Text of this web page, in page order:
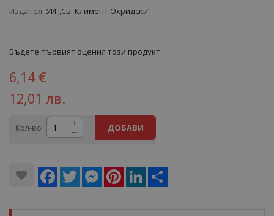
Издател: УИ „Св. Климент Охридски“
Бъдете първият оценил този продукт
6,14 €
12,01 лв.
Кол-во ДОБАВИ
Facebook
Twitter MessengerPinterestLinkedIn